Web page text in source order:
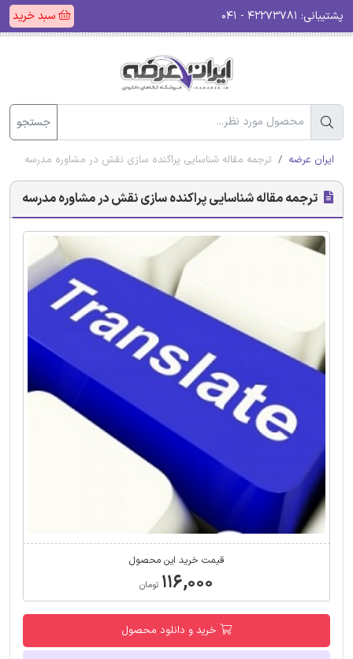
پشتیبانی: سبد خرید
جستجو
ایران عرضه ترجمه مقاله شناسایی پراکنده سازی نقش در مشاوره مدرسه
ترجمه مقاله شناسایی پراکنده سازی نقش در مشاوره مدرسه
قیمت خرید این محصول
۱۱۶,۰۰۰ تومان
خرید و دانلود محصول